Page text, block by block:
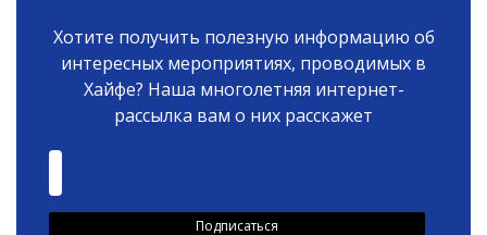
Хотите получить полезную информацию об
интересных мероприятиях, проводимых в
Хайфе? Наша многолетняя интернет-
рассылка вам о них расскажет